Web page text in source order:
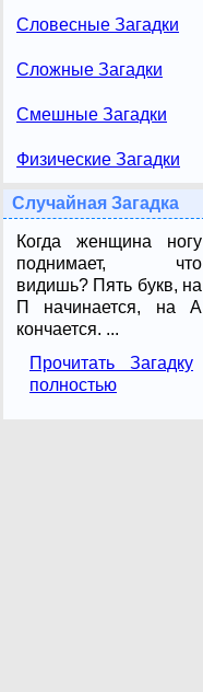
Словесные Загадки
Сложные Загадки
Смешные Загадки
Физические Загадки
Случайная Загадка
Когда женщина ногу
поднимает, что
видишь? Пять букв, на
П начинается, на А
кончается. ...
Прочитать Загадку
полностью